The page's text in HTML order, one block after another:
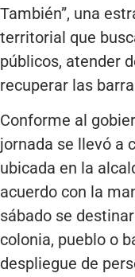
También”, una
territorial que
públicos, atender
recuperar las
Conforme al
jornada se llevó a
ubicada en la
acuerdo con la
sábado se
colonia, pueblo o
despliegue de